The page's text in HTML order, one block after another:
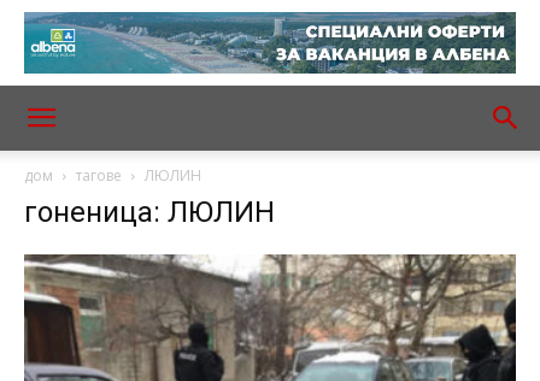
дом тагове ЛЮЛИН
гоненица: ЛЮЛИН